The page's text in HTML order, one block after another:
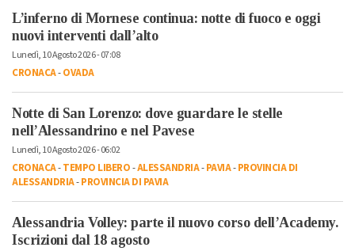
L’inferno di Mornese continua: notte di fuoco e oggi
nuovi interventi dall’alto
Lunedì, 10 Agosto 2026 - 07:08
CRONACA-OVADA
Notte di San Lorenzo: dove guardare le stelle
nell’Alessandrino e nel Pavese
Lunedì, 10 Agosto 2026 - 06:02
CRONACA-TEMPO LIBERO-ALESSANDRIA-PAVIA-PROVINCIA DI
ALESSANDRIA-PROVINCIA DI PAVIA
Alessandria Volley: parte il nuovo corso dell’Academy.
Iscrizioni dal 18 agosto